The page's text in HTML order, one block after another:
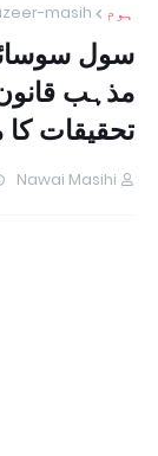
ہوم masih
سول
مذہب
تحقیقات کا
Nawai Masihi